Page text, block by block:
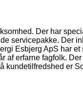
Der har
servicepakke. Der
Esbjerg ApS har
af erfarne fagfolk.
kundetilfredshed er